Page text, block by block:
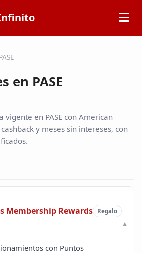
PASE
en PASE
vigente en PASE con American
y meses sin intereses, con
Membership Rewards Regalo
con Puntos